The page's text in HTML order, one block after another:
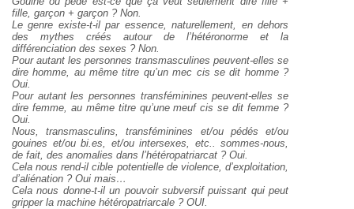
fille, garçon + garçon ? Non.
Le genre existe-t-il par essence, naturellement, en dehors
des mythes créés autour de l’hétéronorme et la
différenciation des sexes ? Non.
Pour autant les personnes transmasculines peuvent-elles se
dire homme, au même titre qu’un mec cis se dit homme ?
Oui.
Pour autant les personnes transféminines peuvent-elles se
dire femme, au même titre qu’une meuf cis se dit femme ?
Oui.
Nous, transmasculins, transféminines et/ou pédés et/ou
gouines et/ou bi.es, et/ou intersexes, etc.. sommes-nous,
de fait, des anomalies dans l’hétéropatriarcat ? Oui.
Cela nous rend-il cible potentielle de violence, d’exploitation,
d’aliénation ? Oui mais…
Cela nous donne-t-il un pouvoir subversif puissant qui peut
gripper la machine hétéropatriarcale ? OUI.